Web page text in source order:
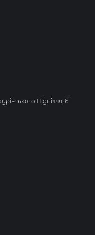
Підпілля, 61